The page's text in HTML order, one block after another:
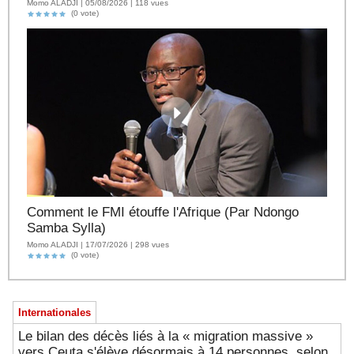
Momo ALADJI | 05/08/2026 | 118 vues
(0 vote)
Comment le FMI étouffe l'Afrique (Par Ndongo
Samba Sylla)
Momo ALADJI | 17/07/2026 | 298 vues
(0 vote)
Internationales
Le bilan des décès liés à la « migration massive »